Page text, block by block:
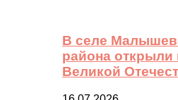
В селе
района открыли
Великой